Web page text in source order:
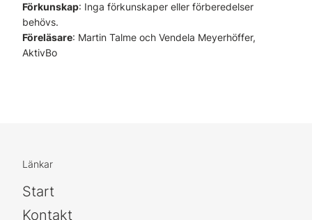
Förkunskap: Inga förkunskaper eller förberedelser
behövs.
Föreläsare: Martin Talme och Vendela Meyerhöffer,
AktivBo
Länkar
Start
Kontakt